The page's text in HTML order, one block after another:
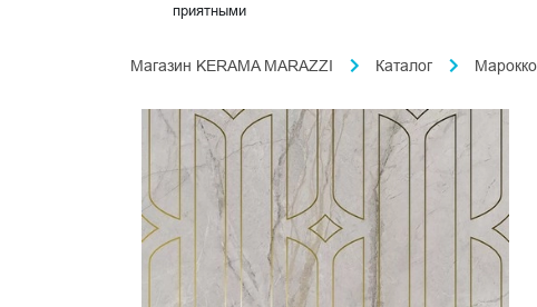
приятными
Магазин KERAMA MARAZZI Каталог Марокко